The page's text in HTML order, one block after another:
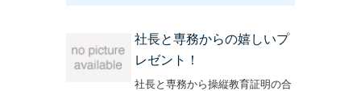
社長と専務からの嬉しいプ
レゼント！
社長と専務から操縦教育証明の合